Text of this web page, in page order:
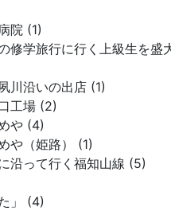
院 (1)
修学旅行に行く上級生を盛
川沿いの出店 (1)
工場 (2)
や (4)
や（姫路） (1)
沿って行く福知山線 (5)
」 (4)